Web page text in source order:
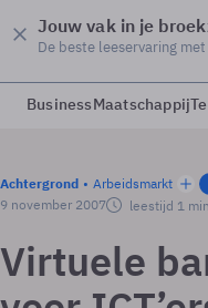
Jouw vak in je
De beste leeservaring
BusinessMaatschappij
Achtergrond Arbeidsmarkt
9 november 2007
leestijd 1
Virtuele